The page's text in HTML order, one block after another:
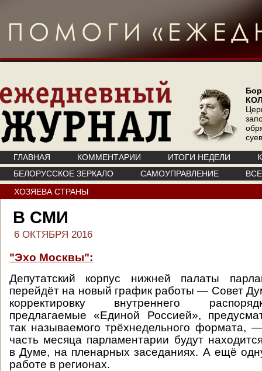
ГЛАВНАЯ КОММЕНТАРИИ ИТОГИ НЕДЕЛИ
БЕЛОРУССКОЕ ЗЕРКАЛО
САМОУПРАВЛЕНИЕ
ХОЗЯЕВА СТРАНЫ
В СМИ
6 ОКТЯБРЯ 2016
"Эхо Москвы":
Депутатский корпус нижней палаты
перейдёт на новый график работы — Совет
корректировку внутреннего
предлагаемые «Единой Россией»,
так называемого трёхнедельного формата,
часть месяца парламентарии будут
в Думе, на пленарных заседаниях. А ещё
работе в регионах.